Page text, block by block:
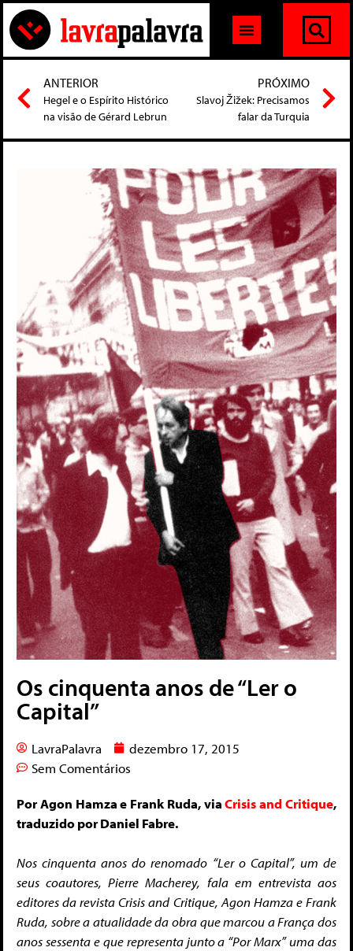
ANTERIOR
Hegel e o Espírito Histórico
na visão de Gérard Lebrun
PRÓXIMO
Slavoj Žižek: Precisamos
falar da Turquia
Os cinquenta anos de “Ler o
Capital”
LavraPalavra
dezembro 17, 2015
Sem Comentários
Por Agon Hamza e Frank Ruda, viaCrisis and Critique,
traduzido por Daniel Fabre.
Nos cinquenta anos do renomado “Ler o Capital”, um de
seus coautores, Pierre Macherey, fala em entrevista aos
editores da revista Crisis and Critique, Agon Hamza e Frank
Ruda, sobre a atualidade da obra que marcou a França dos
anos sessenta e que representa junto a “Por Marx” uma das